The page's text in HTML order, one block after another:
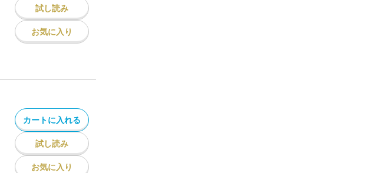
試し読み
お気に入り
カートに入れる
試し読み
お気に入り